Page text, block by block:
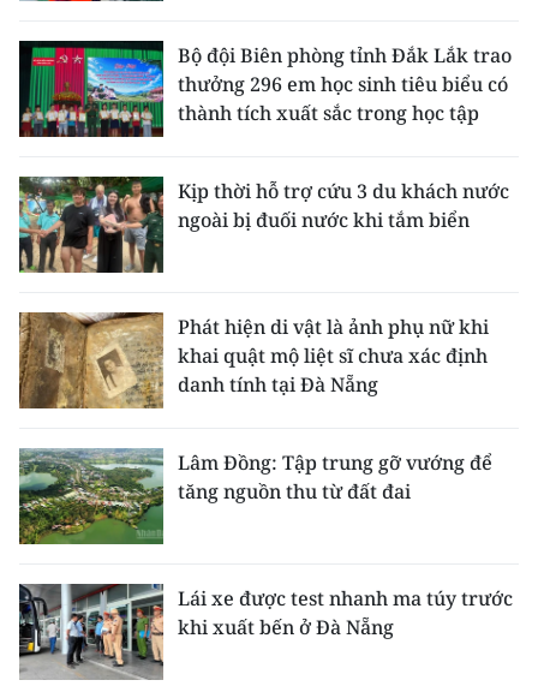
Bộ đội Biên phòng tỉnh Đắk Lắk trao
thưởng 296 em học sinh tiêu biểu có
thành tích xuất sắc trong học tập
Kịp thời hỗ trợ cứu 3 du khách nước
ngoài bị đuối nước khi tắm biển
Phát hiện di vật là ảnh phụ nữ khi
khai quật mộ liệt sĩ chưa xác định
danh tính tại Đà Nẵng
Lâm Đồng: Tập trung gỡ vướng để
tăng nguồn thu từ đất đai
Lái xe được test nhanh ma túy trước
khi xuất bến ở Đà Nẵng